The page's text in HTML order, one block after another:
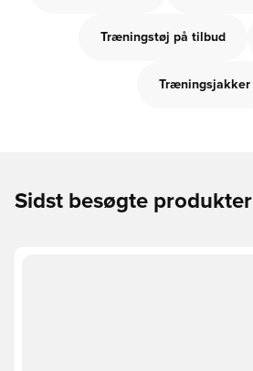
Træningstøj på tilbud
Træningsjakker
Sidst besøgte produkter